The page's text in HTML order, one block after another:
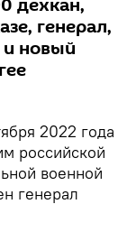
дехкан,
генерал,
новый
2022 года
российской
военной
генерал